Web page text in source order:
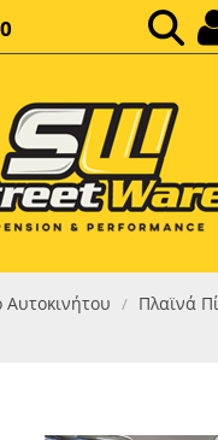
ΚΑΘΑΡΌ ΣΎΝΟΛΟ:
ΤΕΛΙΚΌ
Αυτοκινήτου / Πλαϊνά